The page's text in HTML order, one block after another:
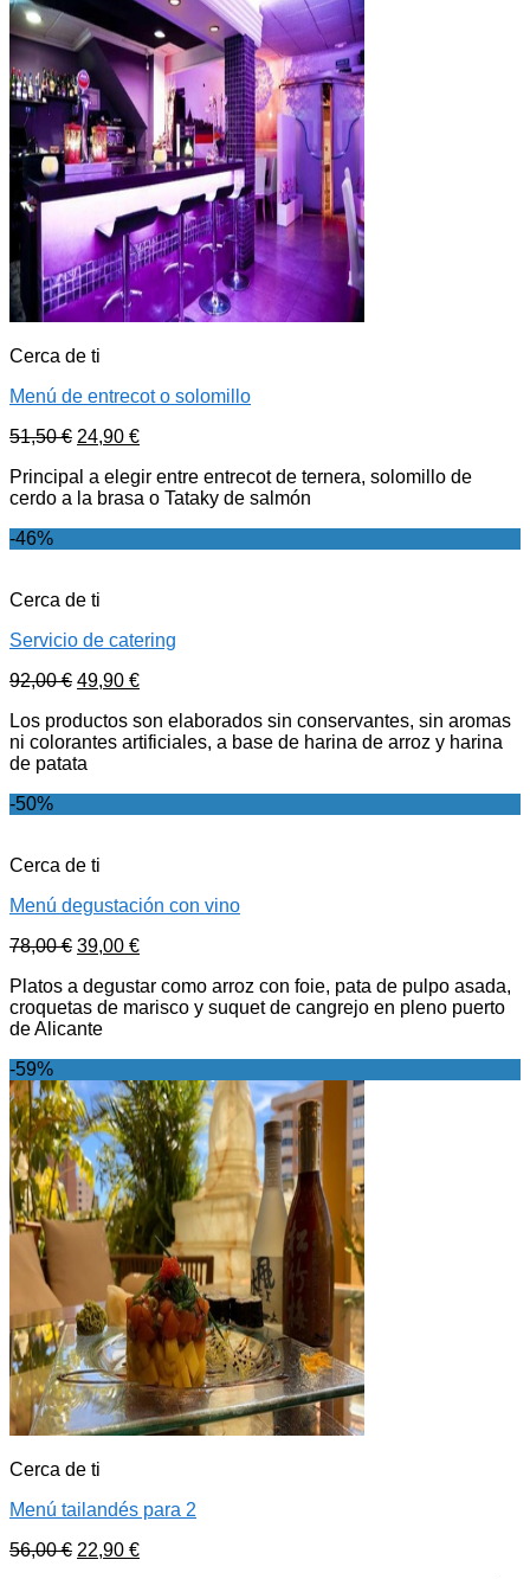
Cerca de ti
Menú de entrecot o solomillo
51,50€ 24,90 €
Principal a elegir entre entrecot de ternera, solomillo de
cerdo a la brasa o Tataky de salmón
-46%
Cerca de ti
Servicio de catering
92,00€ 49,90 €
Los productos son elaborados sin conservantes, sin aromas
ni colorantes artificiales, a base de harina de arroz y harina
de patata
-50%
Cerca de ti
Menú degustación con vino
78,00€ 39,00 €
Platos a degustar como arroz con foie, pata de pulpo asada,
croquetas de marisco y suquet de cangrejo en pleno puerto
de Alicante
-59%
Cerca de ti
Menú tailandés para 2
56,00€ 22,90 €